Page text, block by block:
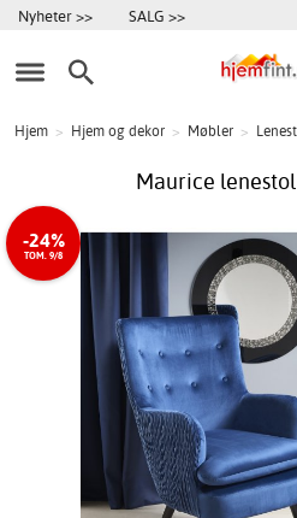
Nyheter >> SALG >>
Hjem > Hjem og dekor > Møbler >
Maurice
-24%
TOM. 9/8